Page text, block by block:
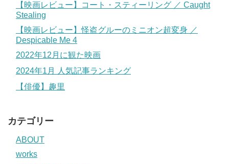
【映画レビュー】コート・スティーリング ／ Caught
Stealing
【映画レビュー】怪盗グルーのミニオン超変身 ／
Despicable Me 4
2022年12月に観た映画
2024年1月 人気記事ランキング
【俳優】趣里
カテゴリー
ABOUT
works